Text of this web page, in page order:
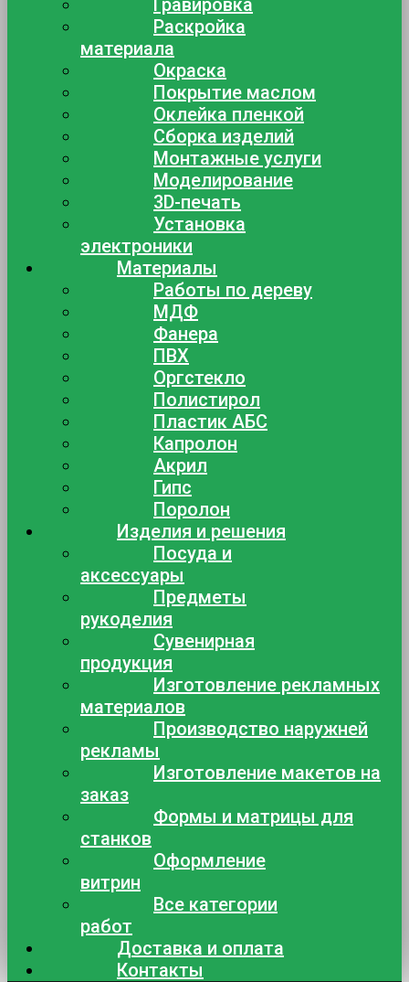
Гравировка
Раскройка
материала
Окраска
Покрытие маслом
Оклейка пленкой
Сборка изделий
Монтажные услуги
Моделирование
3D-печать
Установка
электроники
Материалы
Работы по дереву
МДФ
Фанера
ПВХ
Оргстекло
Полистирол
Пластик АБС
Капролон
Акрил
Гипс
Поролон
Изделия и решения
Посуда и
аксессуары
Предметы
рукоделия
Сувенирная
продукция
Изготовление рекламных
материалов
Производство наружней
рекламы
Изготовление макетов на
заказ
Формы и матрицы для
станков
Оформление
витрин
Все категории
работ
Доставка и оплата
Контакты